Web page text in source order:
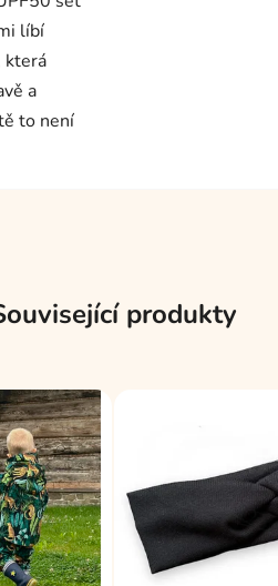
líbí
která
a
to není
produkty